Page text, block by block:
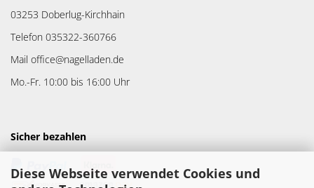
Diese Webseite verwendet Cookies und
03253 Doberlug-Kirchhain
Telefon 035322-360766
Mail office@nagelladen.de
Mo.-Fr. 10:00 bis 16:00 Uhr
Sicher bezahlen